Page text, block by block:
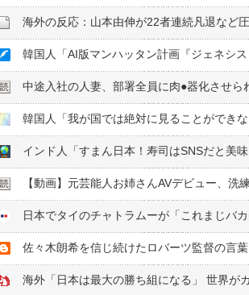
中途入社の人妻、部署全員に肉●︎器化させら
韓国人「我が国では絶対に見ることができ
インド人「すまん日本！寿司はSNSだと美
【動画】元芸能人お姉さんAVデビュー、洗
佐々木朗希を信じ続けたロバーツ監督の言
海外「日本は最大の勝ち組になる」 世界が